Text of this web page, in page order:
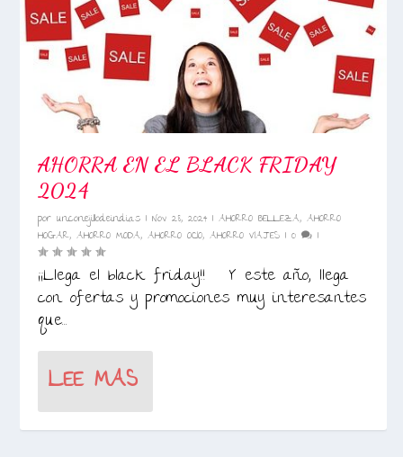
AHORRA EN EL BLACK FRIDAY
2024
porunconejillodeindias |Nov 28, 2024 |AHORRO BELLEZA,AHORRO
HOGAR,AHORRO MODA,AHORRO OCIO,AHORRO VIAJES |0 |
¡¡Llega el black friday!! Y este año, llega
con ofertas y promociones muy interesantes
que...
LEE MAS